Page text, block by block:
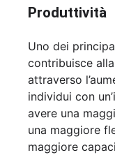
Produttività
Uno dei
contribuisce
attraverso
individui con
avere una
una maggiore
maggiore